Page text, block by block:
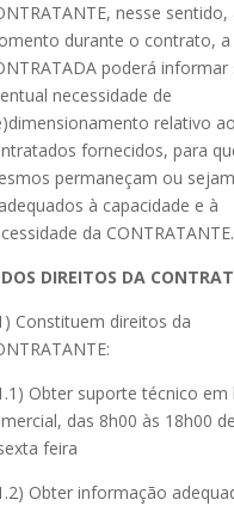
nesse
durante o contrato, a
poderá informar
necessidade de
relativo
fornecidos, para
permaneçam ou sejam
à capacidade e à
da CONTRATANTE.
DIREITOS DA
Constituem direitos da
Obter suporte técnico em
das 8h00 às 18h00
feira
Obter informação